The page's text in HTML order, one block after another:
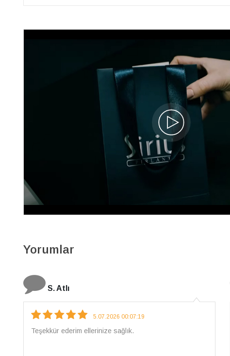
Zümrüt ve Pırlanta Taşlı Kolye
01P0039
Yorumlar
N. Elçi
4.08.2026 16:27:03
Çarpıcı ve olağanüstü bir işçilikle hazırlanmış bir